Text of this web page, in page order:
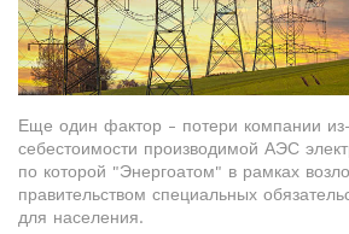
Еще один фактор - потери компании из-
себестоимости производимой АЭС
по которой "Энергоатом" в рамках
правительством специальных
для населения.